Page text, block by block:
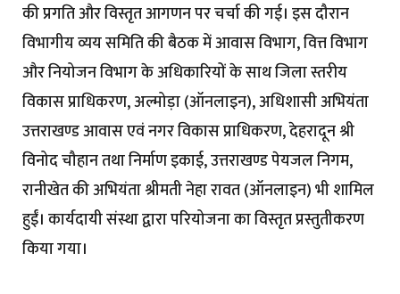
की प्रगति और विस्तृत आगणन पर चर्चा की गई। इस दौरान
विभागीय व्यय समिति की बैठक में आवास विभाग, वित्त विभाग
और नियोजन विभाग के अधिकारियों के साथ जिला स्तरीय
विकास प्राधिकरण, अल्मोड़ा (ऑनलाइन), अधिशासी अभियंता
उत्तराखण्ड आवास एवं नगर विकास प्राधिकरण, देहरादून श्री
विनोद चौहान तथा निर्माण इकाई, उत्तराखण्ड पेयजल निगम,
रानीखेत की अभियंता श्रीमती नेहा रावत (ऑनलाइन) भी शामिल
हुईं। कार्यदायी संस्था द्वारा परियोजना का विस्तृत प्रस्तुतीकरण
किया गया।